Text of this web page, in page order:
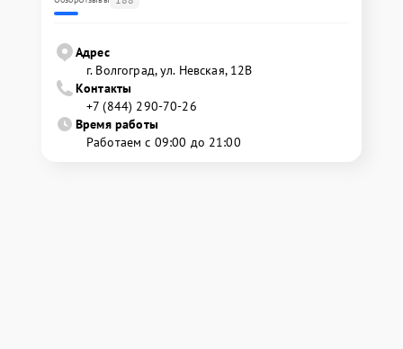
Адрес
г. Волгоград, ул. Невская, 12В
Контакты
+7 (844) 290-70-26
Время работы
Работаем с 09:00 до 21:00